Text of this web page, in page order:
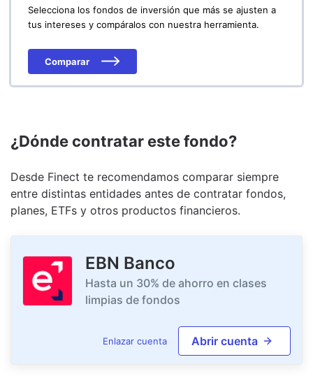
Selecciona los fondos de inversión que más se ajusten a
tus intereses y compáralos con nuestra herramienta.
Comparar
¿Dónde contratar este fondo?
Desde Finect te recomendamos comparar siempre
entre distintas entidades antes de contratar fondos,
planes, ETFs y otros productos financieros.
EBN Banco
Hasta un 30% de ahorro en clases
limpias de fondos
Enlazar cuenta Abrir cuenta